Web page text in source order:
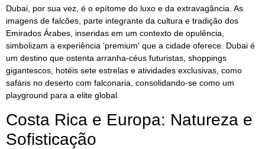
Dubai, por sua vez, é o epítome do luxo e da extravagância. As
imagens de falcões, parte integrante da cultura e tradição dos
Emirados Árabes, inseridas em um contexto de opulência,
simbolizam a experiência 'premium' que a cidade oferece. Dubai é
um destino que ostenta arranha-céus futuristas, shoppings
gigantescos, hotéis sete estrelas e atividades exclusivas, como
safáris no deserto com falconaria, consolidando-se como um
playground para a elite global.
Costa Rica e Europa: Natureza e
Sofisticação